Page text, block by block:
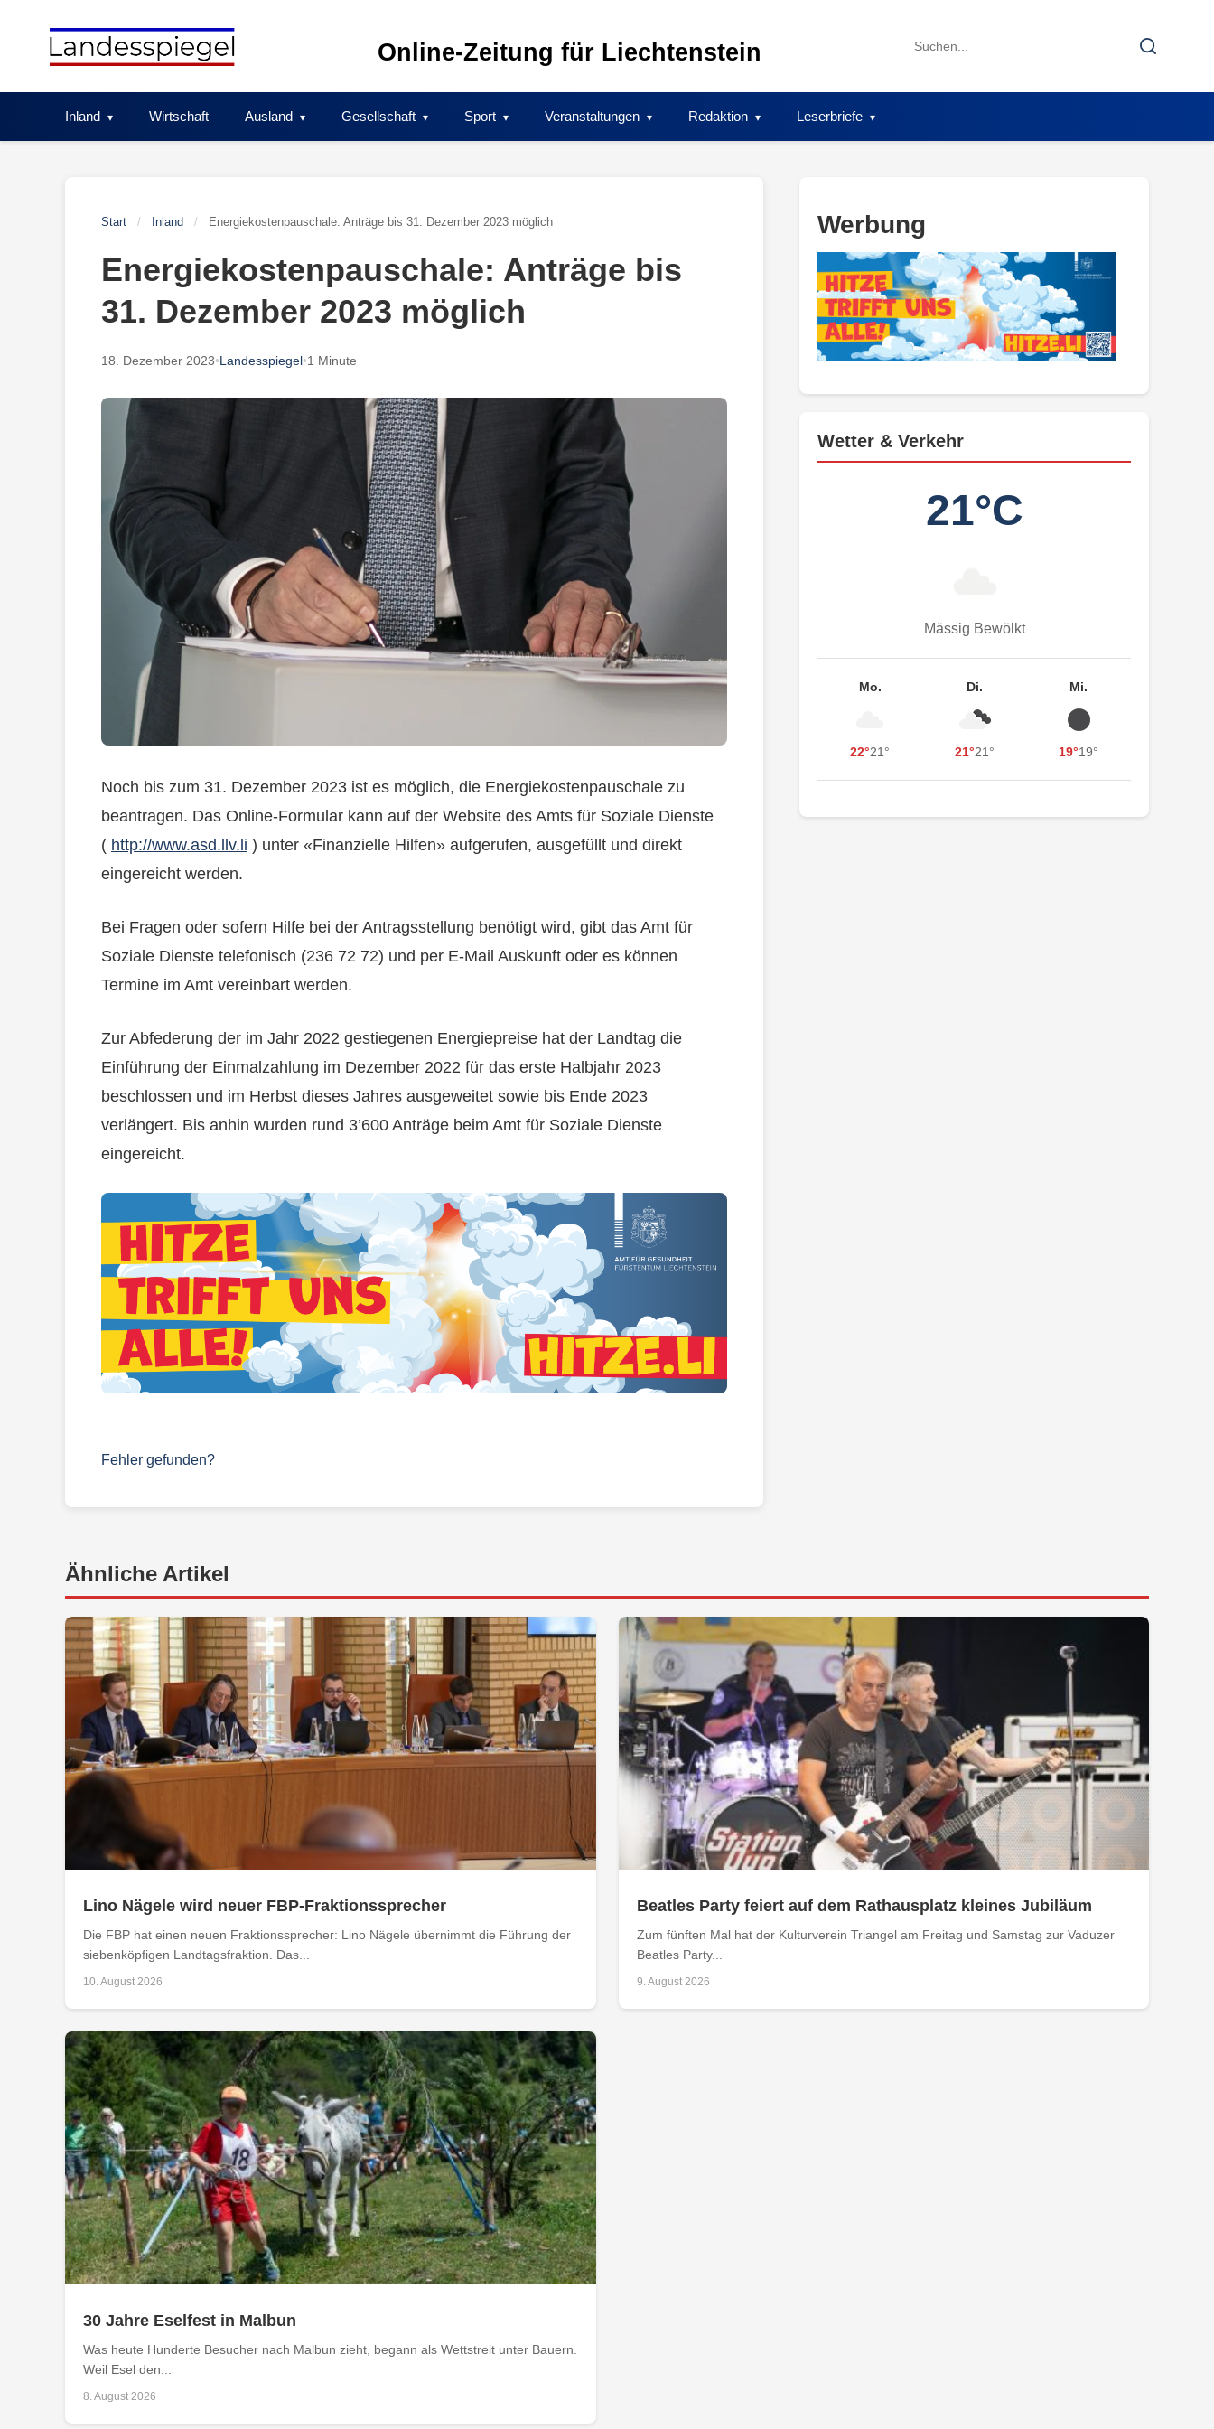
Online-Zeitung für Liechtenstein
Search
Search
Inland Wirtschaft Ausland Gesellschaft Sport Veranstaltungen Redaktion Leserbriefe
Start / Inland / Energiekostenpauschale: Anträge bis 31. Dezember 2023 möglich
Energiekostenpauschale: Anträge bis
31. Dezember 2023 möglich
18. Dezember 2023•Landesspiegel•1 Minute
Noch bis zum 31. Dezember 2023 ist es möglich, die Energiekostenpauschale zu
beantragen. Das Online-Formular kann auf der Website des Amts für Soziale Dienste
( http://www.asd.llv.li ) unter «Finanzielle Hilfen» aufgerufen, ausgefüllt und direkt
eingereicht werden.
Bei Fragen oder sofern Hilfe bei der Antragsstellung benötigt wird, gibt das Amt für
Soziale Dienste telefonisch (236 72 72) und per E-Mail Auskunft oder es können
Termine im Amt vereinbart werden.
Zur Abfederung der im Jahr 2022 gestiegenen Energiepreise hat der Landtag die
Einführung der Einmalzahlung im Dezember 2022 für das erste Halbjahr 2023
beschlossen und im Herbst dieses Jahres ausgeweitet sowie bis Ende 2023
verlängert. Bis anhin wurden rund 3’600 Anträge beim Amt für Soziale Dienste
eingereicht.
Fehler gefunden?
Werbung
Wetter & Verkehr
21°C
Mässig Bewölkt
Mo.
22°21°
Di.
21°21°
Mi.
19°19°
Ähnliche Artikel
Lino Nägele wird neuer FBP-Fraktionssprecher
Die FBP hat einen neuen Fraktionssprecher: Lino Nägele übernimmt die Führung der
siebenköpfigen Landtagsfraktion. Das...
10. August 2026
Beatles Party feiert auf dem Rathausplatz kleines Jubiläum
Zum fünften Mal hat der Kulturverein Triangel am Freitag und Samstag zur Vaduzer
Beatles Party...
9. August 2026
30 Jahre Eselfest in Malbun
Was heute Hunderte Besucher nach Malbun zieht, begann als Wettstreit unter Bauern.
Weil Esel den...
8. August 2026